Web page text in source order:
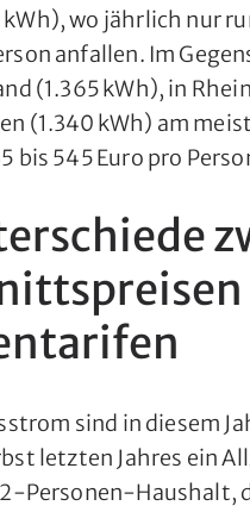
wo jährlich nur
anfallen. Im
(1.365 kWh), in
(1.340 kWh) am
bis 545 Euro pro
sind in diesem
letzten Jahres ein
Personen-Haushalt,